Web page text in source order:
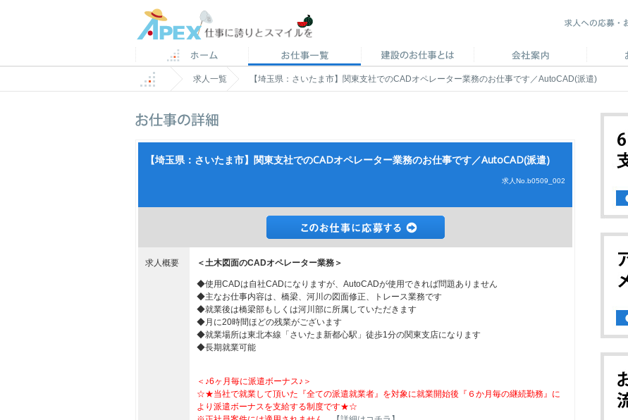
求人一覧 【埼玉県：さいたま市】関東支社でのCADオペレーター業務のお仕事です／AutoCAD(派遣)
【埼玉県：さいたま市】関東支社でのCADオペレーター業務のお仕事です／AutoCAD(派遣)
求人No.b0509_002
求人概要 ＜土木図面のCADオペレーター業務＞
◆使用CADは自社CADになりますが、AutoCADが使用できれば問題ありません
◆主なお仕事内容は、橋梁、河川の図面修正、トレース業務です
◆就業後は橋梁部もしくは河川部に所属していただきます
◆月に20時間ほどの残業がございます
◆就業場所は東北本線「さいたま新都心駅」徒歩1分の関東支店になります
◆長期就業可能
＜♪6ヶ月毎に派遣ボーナス♪＞
☆★当社で就業して頂いた『全ての派遣就業者』を対象に就業開始後『６か月毎の継続勤務』に
より派遣ボーナスを支給する制度です★☆